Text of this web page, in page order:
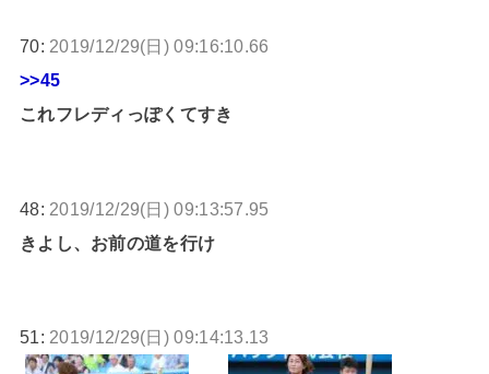
70: 2019/12/29(日) 09:16:10.66
>>45
これフレディっぽくてすき
48: 2019/12/29(日) 09:13:57.95
きよし、お前の道を行け
51: 2019/12/29(日) 09:14:13.13